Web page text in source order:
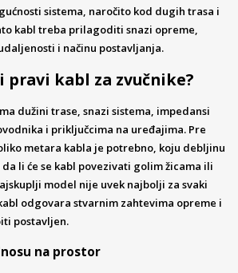
sistema, naročito kod dugih trasa i
kabl treba prilagoditi snazi opreme,
i načinu postavljanja.
pravi kabl za zvučnike?
dužini trase, snazi sistema, impedansi
i priključcima na uređajima. Pre
metara kabla je potrebno, koju debljinu
li će se kabl povezivati golim žicama ili
model nije uvek najbolji za svaki
odgovara stvarnim zahtevima opreme i
postavljen.
na prostor